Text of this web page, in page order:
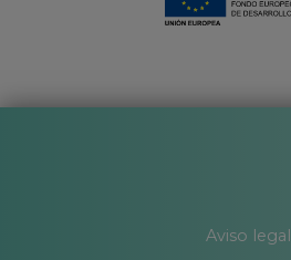
Aviso legal